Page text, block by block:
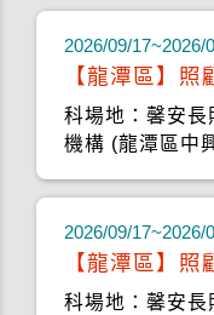
2026/09/17~2026/
【龍潭區】
科場地：馨安
機構 (龍潭區
2026/09/17~2026/
【龍潭區】
科場地：馨安